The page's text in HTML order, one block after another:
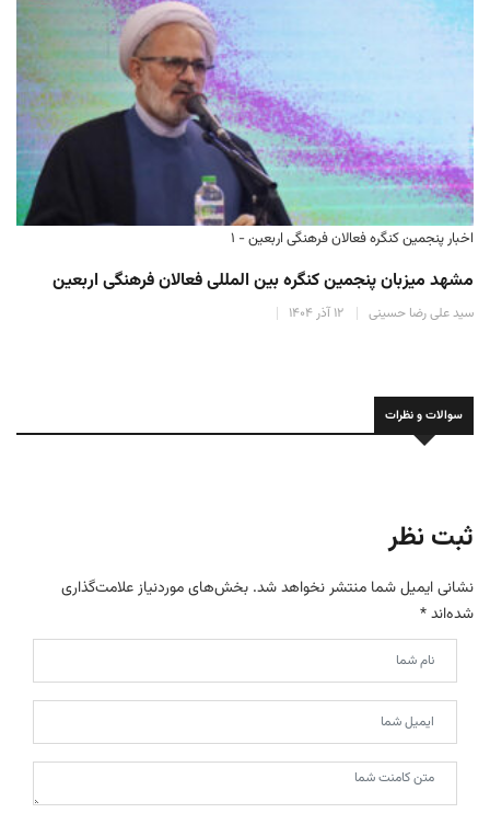
اخبار پنجمین کنگره فعالان فرهنگی اربعین - ۱
مشهد میزبان پنجمین کنگره بین المللی فعالان فرهنگی اربعین
سید علی رضا حسینی ۱۲ آذر ۱۴۰۴
سوالات و نظرات
ثبت نظر
نشانی ایمیل شما منتشر نخواهد شد. بخش‌های موردنیاز علامت‌گذاری
شده‌اند*